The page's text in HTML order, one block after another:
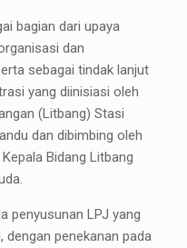
bagian dari upaya
dan
sebagai tindak lanjut
yang diinisiasi oleh
(Litbang) Stasi
dan dibimbing oleh
Bidang Litbang
penyusunan LPJ yang
penekanan pada